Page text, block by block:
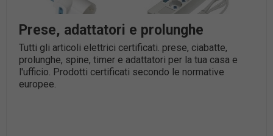
Prese, adattatori e prolunghe
Tutti gli articoli elettrici certificati. prese, ciabatte,
prolunghe, spine, timer e adattatori per la tua casa e
l'ufficio. Prodotti certificati secondo le normative
europee.